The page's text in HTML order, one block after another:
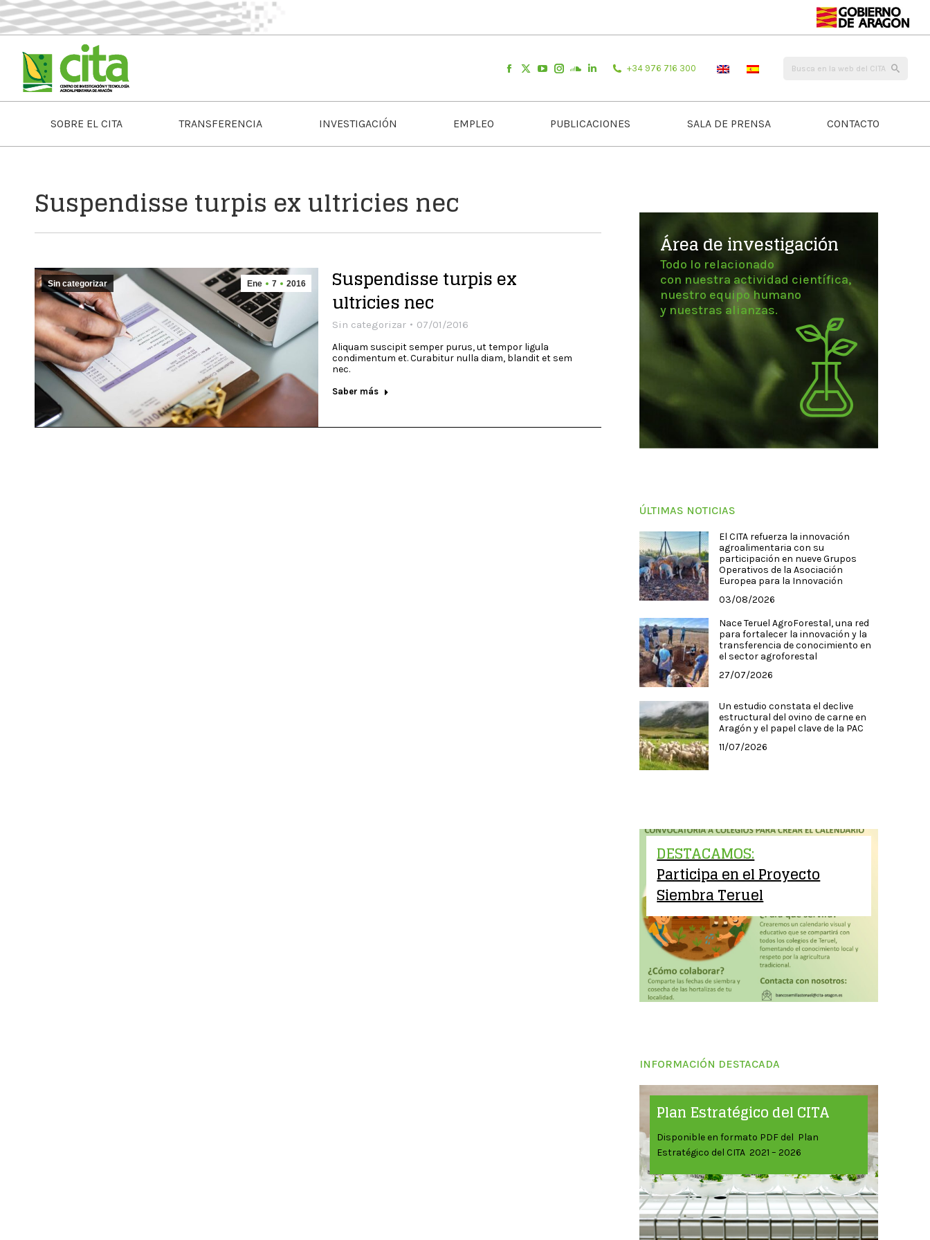
+34 976 716 300
SOBRE EL CITA TRANSFERENCIA INVESTIGACIÓN EMPLEO PUBLICACIONES SALA DE PRENSA CONTACTO
Suspendisse turpis ex ultricies nec
Ene 7 2016
Sin categorizar Suspendisse turpis ex
ultricies nec
Sin categorizar 07/01/2016
Aliquam suscipit semper purus, ut tempor ligula
condimentum et. Curabitur nulla diam, blandit et sem
nec.
Saber más
Área de investigación
Todo lo relacionado
con nuestra actividad científica,
nuestro equipo humano
y nuestras alianzas.
ÚLTIMAS NOTICIAS
El CITA refuerza la innovación
agroalimentaria con su
participación en nueve Grupos
Operativos de la Asociación
Europea para la Innovación
03/08/2026
Nace Teruel AgroForestal, una red
para fortalecer la innovación y la
transferencia de conocimiento en
el sector agroforestal
27/07/2026
Un estudio constata el declive
estructural del ovino de carne en
Aragón y el papel clave de la PAC
11/07/2026
DESTACAMOS:
Participa en el Proyecto
Siembra Teruel
INFORMACIÓN DESTACADA
Plan Estratégico del CITA
Disponible en formato PDF del Plan
Estratégico del CITA 2021 – 2026